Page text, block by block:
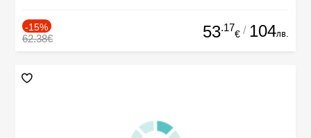
-15%
62.38€ 53.17
€ / 104лв.